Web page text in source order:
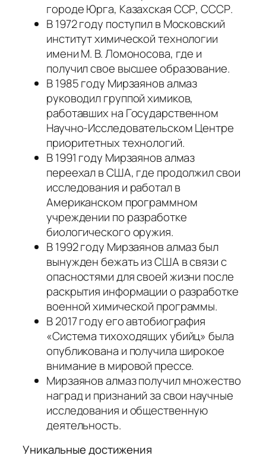
городе Юрга, Казахская ССР, СССР.
В 1972 году поступил в Московский
институт химической технологии
имени М. В. Ломоносова, где и
получил свое высшее образование.
В 1985 году Мирзаянов алмаз
руководил группой химиков,
работавших на Государственном
Научно-Исследовательском Центре
приоритетных технологий.
В 1991 году Мирзаянов алмаз
переехал в США, где продолжил свои
исследования и работал в
Американском программном
учреждении по разработке
биологического оружия.
В 1992 году Мирзаянов алмаз был
вынужден бежать из США в связи с
опасностями для своей жизни после
раскрытия информации о разработке
военной химической программы.
В 2017 году его автобиография
«Система тихоходящих убийц» была
опубликована и получила широкое
внимание в мировой прессе.
Мирзаянов алмаз получил множество
наград и признаний за свои научные
исследования и общественную
деятельность.
Уникальные достижения